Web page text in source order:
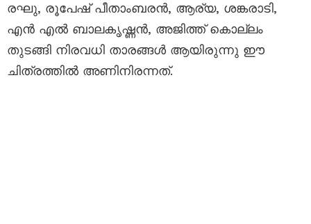
രഘു, രൂപേഷ് പീതാംബരൻ, ആര്യ, ശങ്കരാടി,
എൻ എൽ ബാലകൃഷ്ണൻ, അജിത്ത് കൊല്ലം
തുടങ്ങി നിരവധി താരങ്ങൾ ആയിരുന്നു ഈ
ചിത്രത്തിൽ അണിനിരന്നത്.